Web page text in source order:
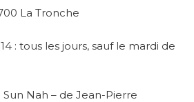
La Tronche
: tous les jours, sauf le mardi de
Sun Nah – de Jean-Pierre